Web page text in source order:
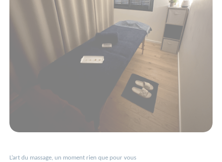
L’art du massage, un moment rien que pour vous